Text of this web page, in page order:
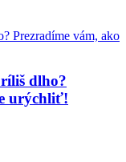
dlho?
urýchliť!